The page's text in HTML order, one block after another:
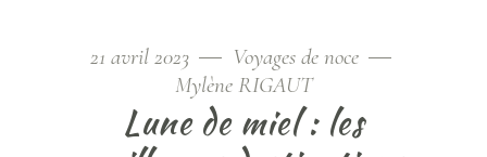
21 avril 2023
Voyages de noce
Mylène RIGAUT
Lune de miel : les